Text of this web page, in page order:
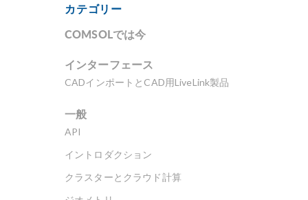
カテゴリー
COMSOLでは今
インターフェース
CADインポートとCAD用LiveLink製品
一般
API
イントロダクション
クラスターとクラウド計算